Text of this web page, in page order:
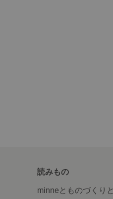
読みもの
minneとものづくりと